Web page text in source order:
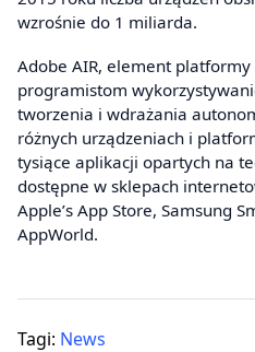
wzrośnie do 1 miliarda.
Adobe AIR, element
programistom
tworzenia i wdrażania
różnych urządzeniach i
tysiące aplikacji opartych na
dostępne w sklepach
Apple’s App Store, Samsung
AppWorld.
Tagi: News